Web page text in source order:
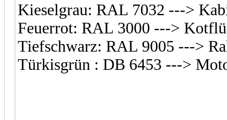
Kieselgrau: RAL 7032 --->
Feuerrot: RAL 3000 --->
Tiefschwarz: RAL 9005 --->
Türkisgrün : DB 6453 --->